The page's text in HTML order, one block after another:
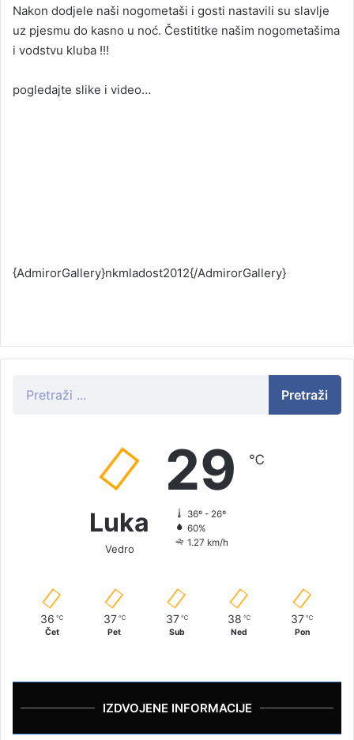
Nakon dodjele naši nogometaši i gosti nastavili su slavlje
uz pjesmu do kasno u noć. Čestititke našim nogometašima
i vodstvu kluba !!!
pogledajte slike i video…
{AdmirorGallery}nkmladost2012{/AdmirorGallery}
Pretraži
Luka
Vedro
29 ℃
36º - 26º
60%
1.27 km/h
36 ℃
Čet
37 ℃
Pet
37 ℃
Sub
38 ℃
Ned
37 ℃
Pon
IZDVOJENE INFORMACIJE